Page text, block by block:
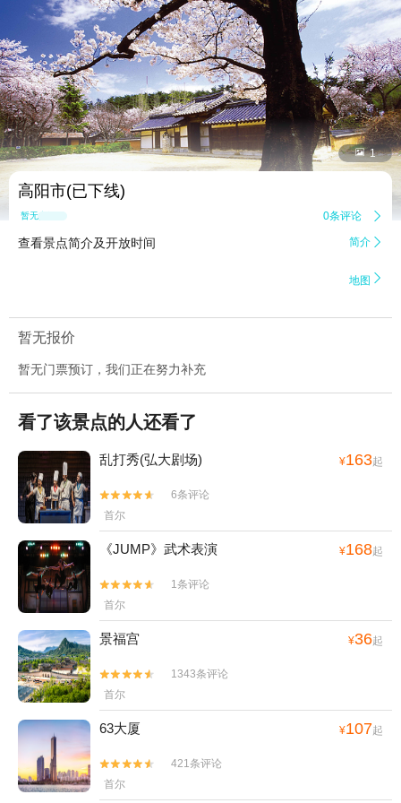
 1
高阳市(已下线)
暂无点评 0条评论 
查看景点简介及开放时间 简介 
地图 
暂无报价
暂无门票预订，我们正在努力补充
看了该景点的人还看了
乱打秀(弘大剧场) ¥163起


6条评论
首尔
《JUMP》武术表演 ¥168起


1条评论
首尔
景福宫 ¥36起


1343条评论
首尔
63大厦 ¥107起


421条评论
首尔